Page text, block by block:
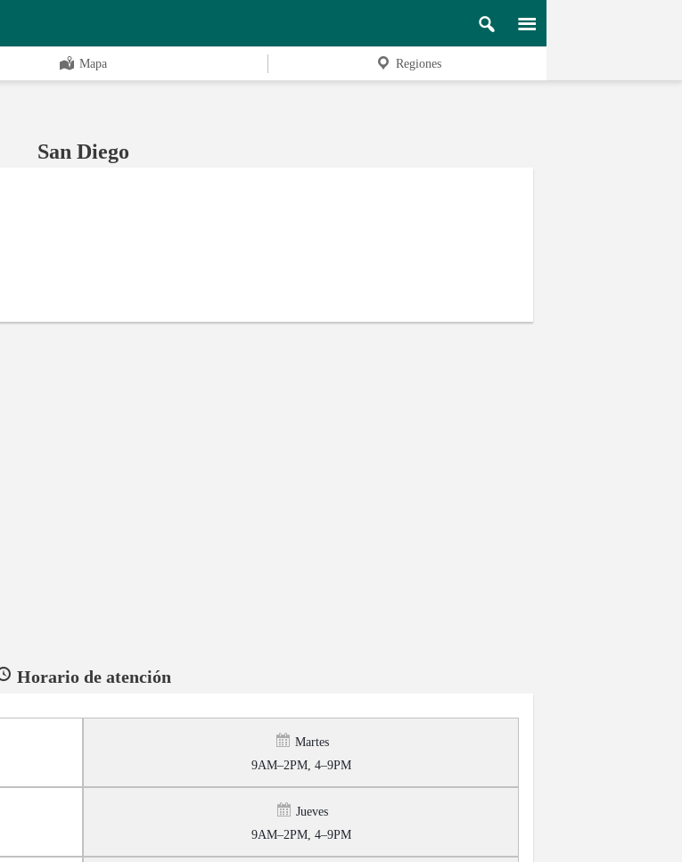
Mapa Regiones
San Diego
Horario de atención
Martes
9AM–2PM, 4–9PM
Jueves
9AM–2PM, 4–9PM